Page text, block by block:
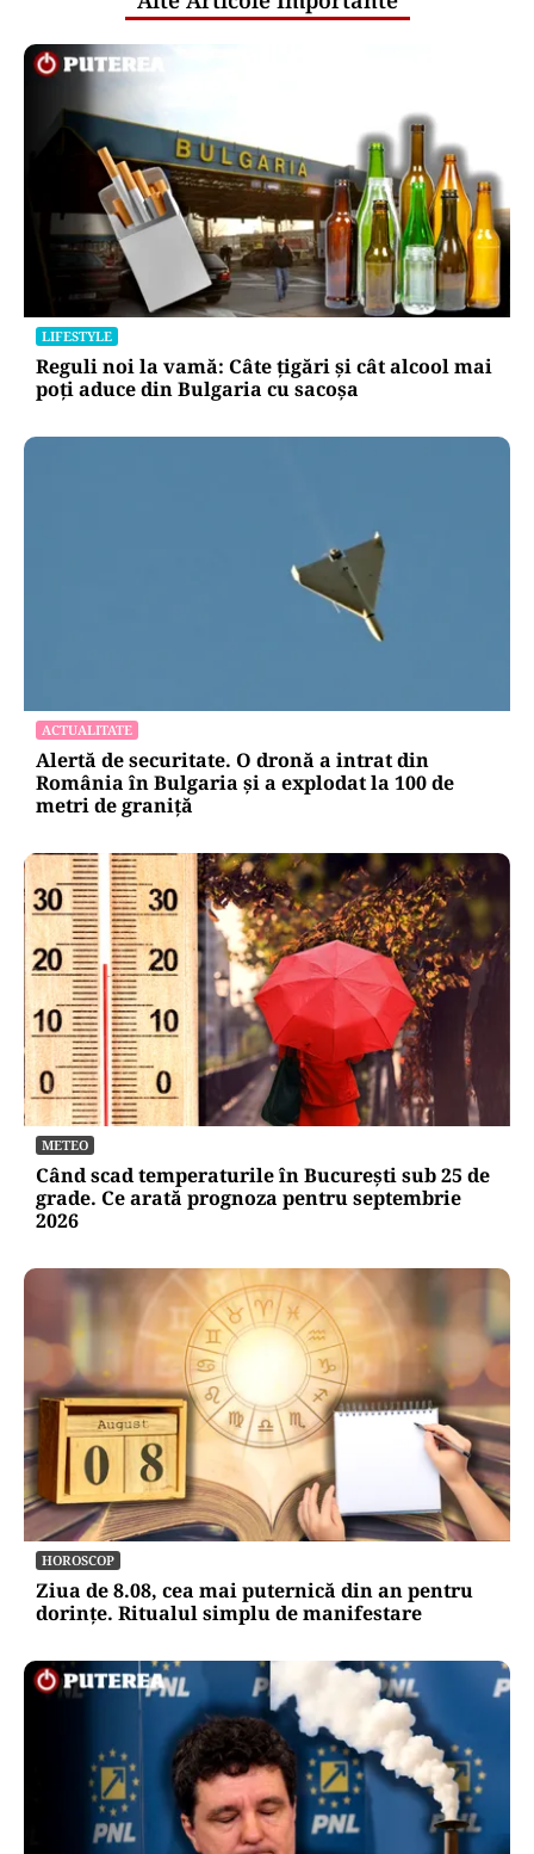
LIFESTYLE
Reguli noi la vamă: Câte țigări și cât alcool mai
poți aduce din Bulgaria cu sacoșa
ACTUALITATE
Alertă de securitate. O dronă a intrat din
România în Bulgaria şi a explodat la 100 de
metri de graniţă
METEO
Când scad temperaturile în București sub 25 de
grade. Ce arată prognoza pentru septembrie
2026
HOROSCOP
Ziua de 8.08, cea mai puternică din an pentru
dorințe. Ritualul simplu de manifestare